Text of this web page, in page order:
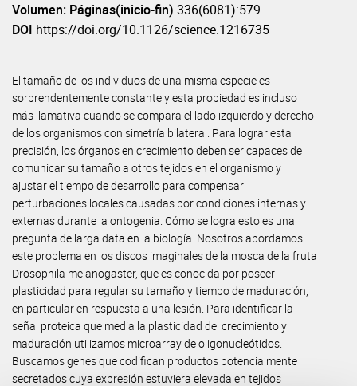
Volumen: Páginas(inicio-fin) 336(6081):579
DOI https://doi.org/10.1126/science.1216735
El tamaño de los individuos de una misma especie es
sorprendentemente constante y esta propiedad es incluso
más llamativa cuando se compara el lado izquierdo y derecho
de los organismos con simetría bilateral. Para lograr esta
precisión, los órganos en crecimiento deben ser capaces de
comunicar su tamaño a otros tejidos en el organismo y
ajustar el tiempo de desarrollo para compensar
perturbaciones locales causadas por condiciones internas y
externas durante la ontogenia. Cómo se logra esto es una
pregunta de larga data en la biología. Nosotros abordamos
este problema en los discos imaginales de la mosca de la fruta
Drosophila melanogaster, que es conocida por poseer
plasticidad para regular su tamaño y tiempo de maduración,
en particular en respuesta a una lesión. Para identificar la
señal proteica que media la plasticidad del crecimiento y
maduración utilizamos microarray de oligonucleótidos.
Buscamos genes que codifican productos potencialmente
secretados cuya expresión estuviera elevada en tejidos